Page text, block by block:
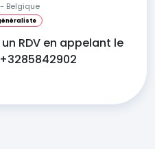
Belgique
RDV en appelant le